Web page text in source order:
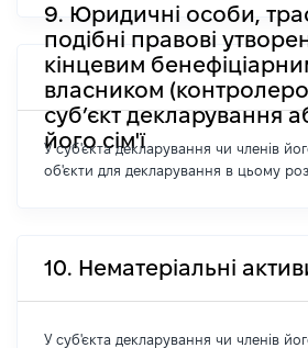
9. Юридичні особи,
подібні правові
кінцевим
власником
суб’єкт декларування
його сім'ї
У суб'єкта декларування чи членів
об'єкти для декларування в цьому
10. Нематеріальні
У суб'єкта декларування чи членів